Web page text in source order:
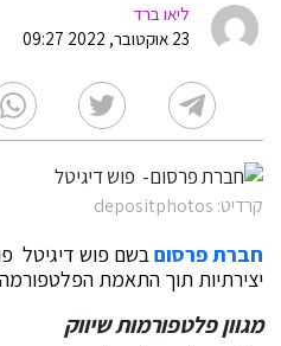
ליאו ברד
23 אוקטובר, 2022 09:27
קרדיט: depositphotos
חברת פרסום בשם פוש דיגיטל
יצירתיות תוך התאמת
מגוון פלטפורמות שיווק